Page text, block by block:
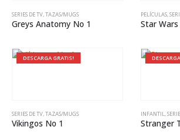
SERIES DE TV,TAZAS/MUGS
Greys Anatomy No 1
PELÍCULAS,
Star
DESCARGA GRATIS!
SERIES DE TV,TAZAS/MUGS
Vikingos No 1
INFANTIL,
Stranger